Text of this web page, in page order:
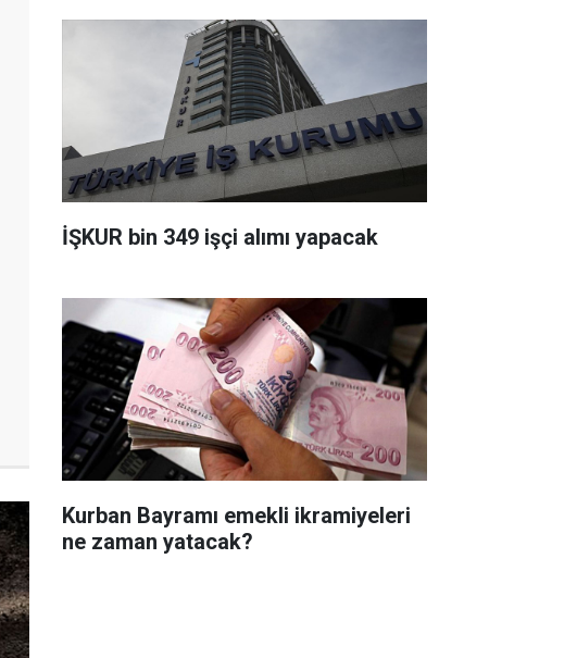
İŞKUR bin 349 işçi alımı yapacak
Kurban Bayramı emekli ikramiyeleri
ne zaman yatacak?